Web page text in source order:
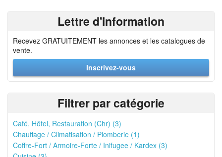
Lettre d'information
Recevez GRATUITEMENT les annonces et les catalogues de
vente.
Inscrivez-vous
Filtrer par catégorie
Café, Hôtel, Restauration (Chr) (3)
Chauffage / Climatisation / Plomberie (1)
Coffre-Fort / Armoire-Forte / Inifugee / Kardex (3)